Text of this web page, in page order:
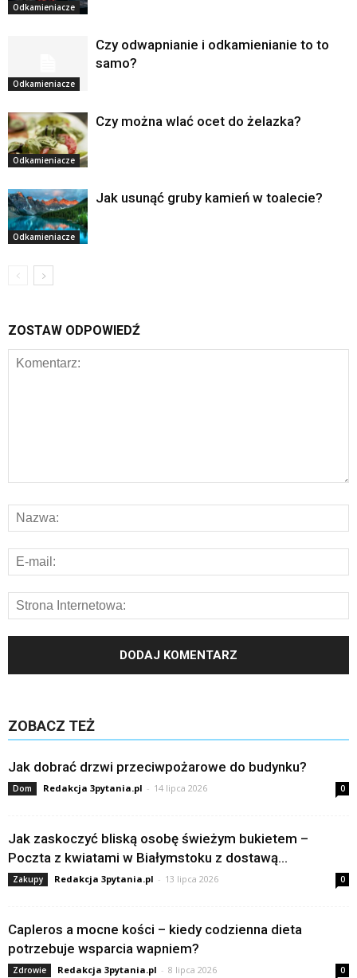
Odkamieniacze
Odkamieniacze
Czy odwapnianie i odkamienianie to to
samo?
Odkamieniacze
Czy można wlać ocet do żelazka?
Odkamieniacze
Jak usunąć gruby kamień w toalecie?
ZOSTAW ODPOWIEDŹ
ZOBACZ TEŻ
Jak dobrać drzwi przeciwpożarowe do budynku?
Dom Redakcja 3pytania.pl - 14 lipca 2026 0
Jak zaskoczyć bliską osobę świeżym bukietem –
Poczta z kwiatami w Białymstoku z dostawą...
Zakupy Redakcja 3pytania.pl - 13 lipca 2026 0
Capleros a mocne kości – kiedy codzienna dieta
potrzebuje wsparcia wapniem?
Zdrowie Redakcja 3pytania.pl - 8 lipca 2026 0